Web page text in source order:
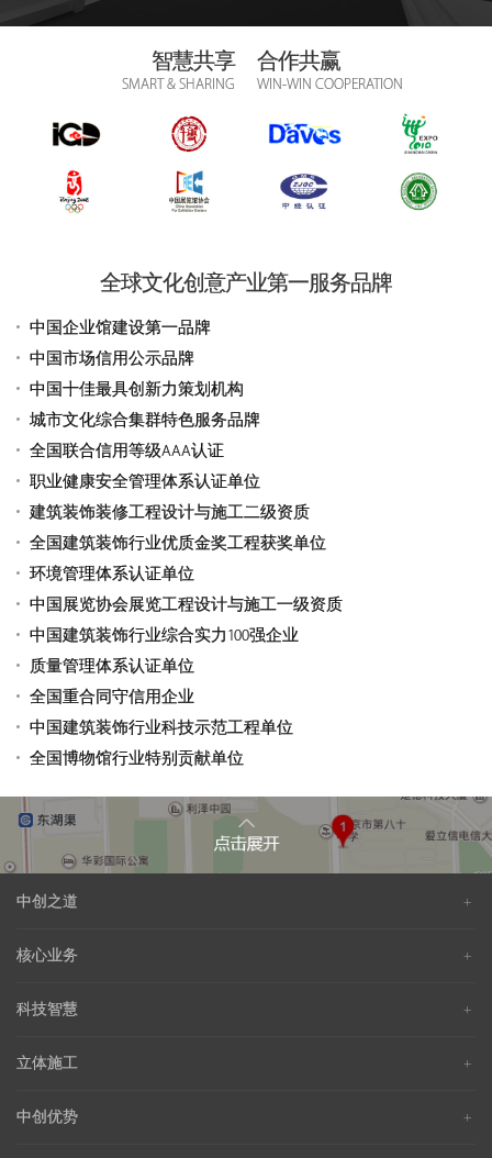
智慧共享 合作共赢
SMART & SHARING WIN-WIN COOPERATION
全球文化创意产业第一服务品牌
中国企业馆建设第一品牌
中国市场信用公示品牌
中国十佳最具创新力策划机构
城市文化综合集群特色服务品牌
全国联合信用等级AAA认证
职业健康安全管理体系认证单位
建筑装饰装修工程设计与施工二级资质
全国建筑装饰行业优质金奖工程获奖单位
环境管理体系认证单位
中国展览协会展览工程设计与施工一级资质
中国建筑装饰行业综合实力100强企业
质量管理体系认证单位
全国重合同守信用企业
中国建筑装饰行业科技示范工程单位
全国博物馆行业特别贡献单位
中创之道
核心业务
科技智慧
立体施工
中创优势